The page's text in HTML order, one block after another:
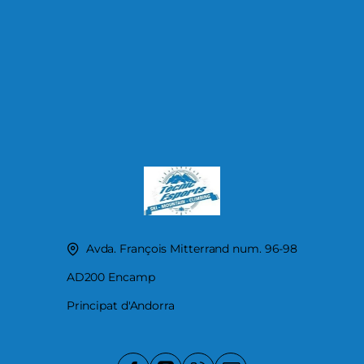
Avda. François Mitterrand num. 96-98
AD200 Encamp
Principat d'Andorra